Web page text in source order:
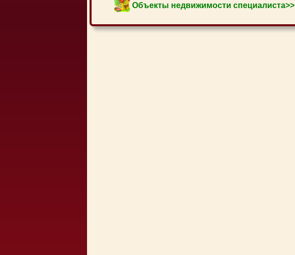
Объекты недвижимости специалиста>>